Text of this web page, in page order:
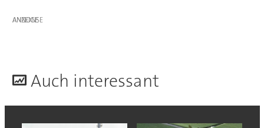
ANZEIGE
Auch interessant